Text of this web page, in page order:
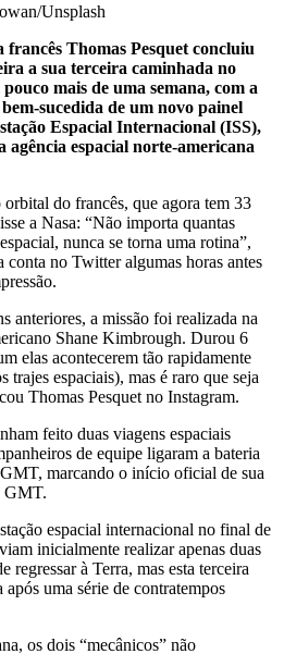
Unsplash
francês Thomas Pesquet concluiu
a sua terceira caminhada no
pouco mais de uma semana, com a
sucedida de um novo painel
Espacial Internacional (ISS),
agência espacial norte-americana
do francês, que agora tem 33
a Nasa: “Não importa quantas
nunca se torna uma rotina”,
conta no Twitter algumas horas antes
anteriores, a missão foi realizada na
Shane Kimbrough. Durou 6
elas acontecerem tão rapidamente
trajes espaciais), mas é raro que seja
Thomas Pesquet no Instagram.
feito duas viagens espaciais
de equipe ligaram a bateria
marcando o início oficial de sua
GMT.
espacial internacional no final de
inicialmente realizar apenas duas
regressar à Terra, mas esta terceira
após uma série de contratempos
os dois “mecânicos” não